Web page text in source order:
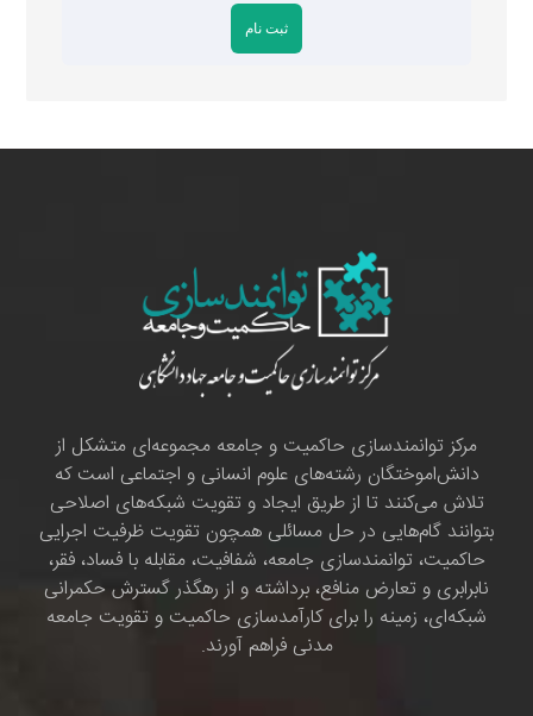
مرکز توانمندسازی حاکمیت و جامعه مجموعه‌ای متشکل از
دانش‌اموختگان رشته‌های علوم انسانی و اجتماعی است که
تلاش می‌کنند تا از طریق ایجاد و تقویت شبکه‌های اصلاحی
بتوانند گام‌هایی در حل مسائلی همچون تقویت ظرفیت اجرایی
حاکمیت، توانمندسازی جامعه، شفافیت، مقابله با فساد، فقر،
نابرابری و تعارض منافع، برداشته و از رهگذر گسترش حکمرانی
شبکه‌ای، زمینه را برای کارآمدسازی حاکمیت و تقویت جامعه
مدنی فراهم آورند.